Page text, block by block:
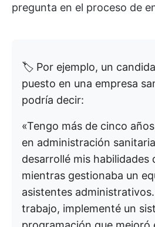
pregunta en el proceso de
🏷️ Por ejemplo, un
puesto en una empresa
podría decir:
«Tengo más de cinco
en administración
desarrollé mis habilidades
mientras gestionaba un
asistentes
trabajo, implementé un